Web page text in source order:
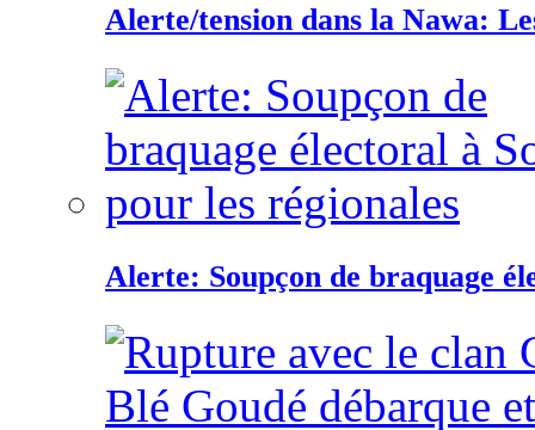
Alerte/tension dans la Nawa:
Alerte: Soupçon de braquage